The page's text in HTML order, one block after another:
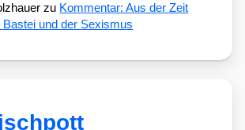
zu Kommentar: Aus der Zeit
Bastei und der Sexismus